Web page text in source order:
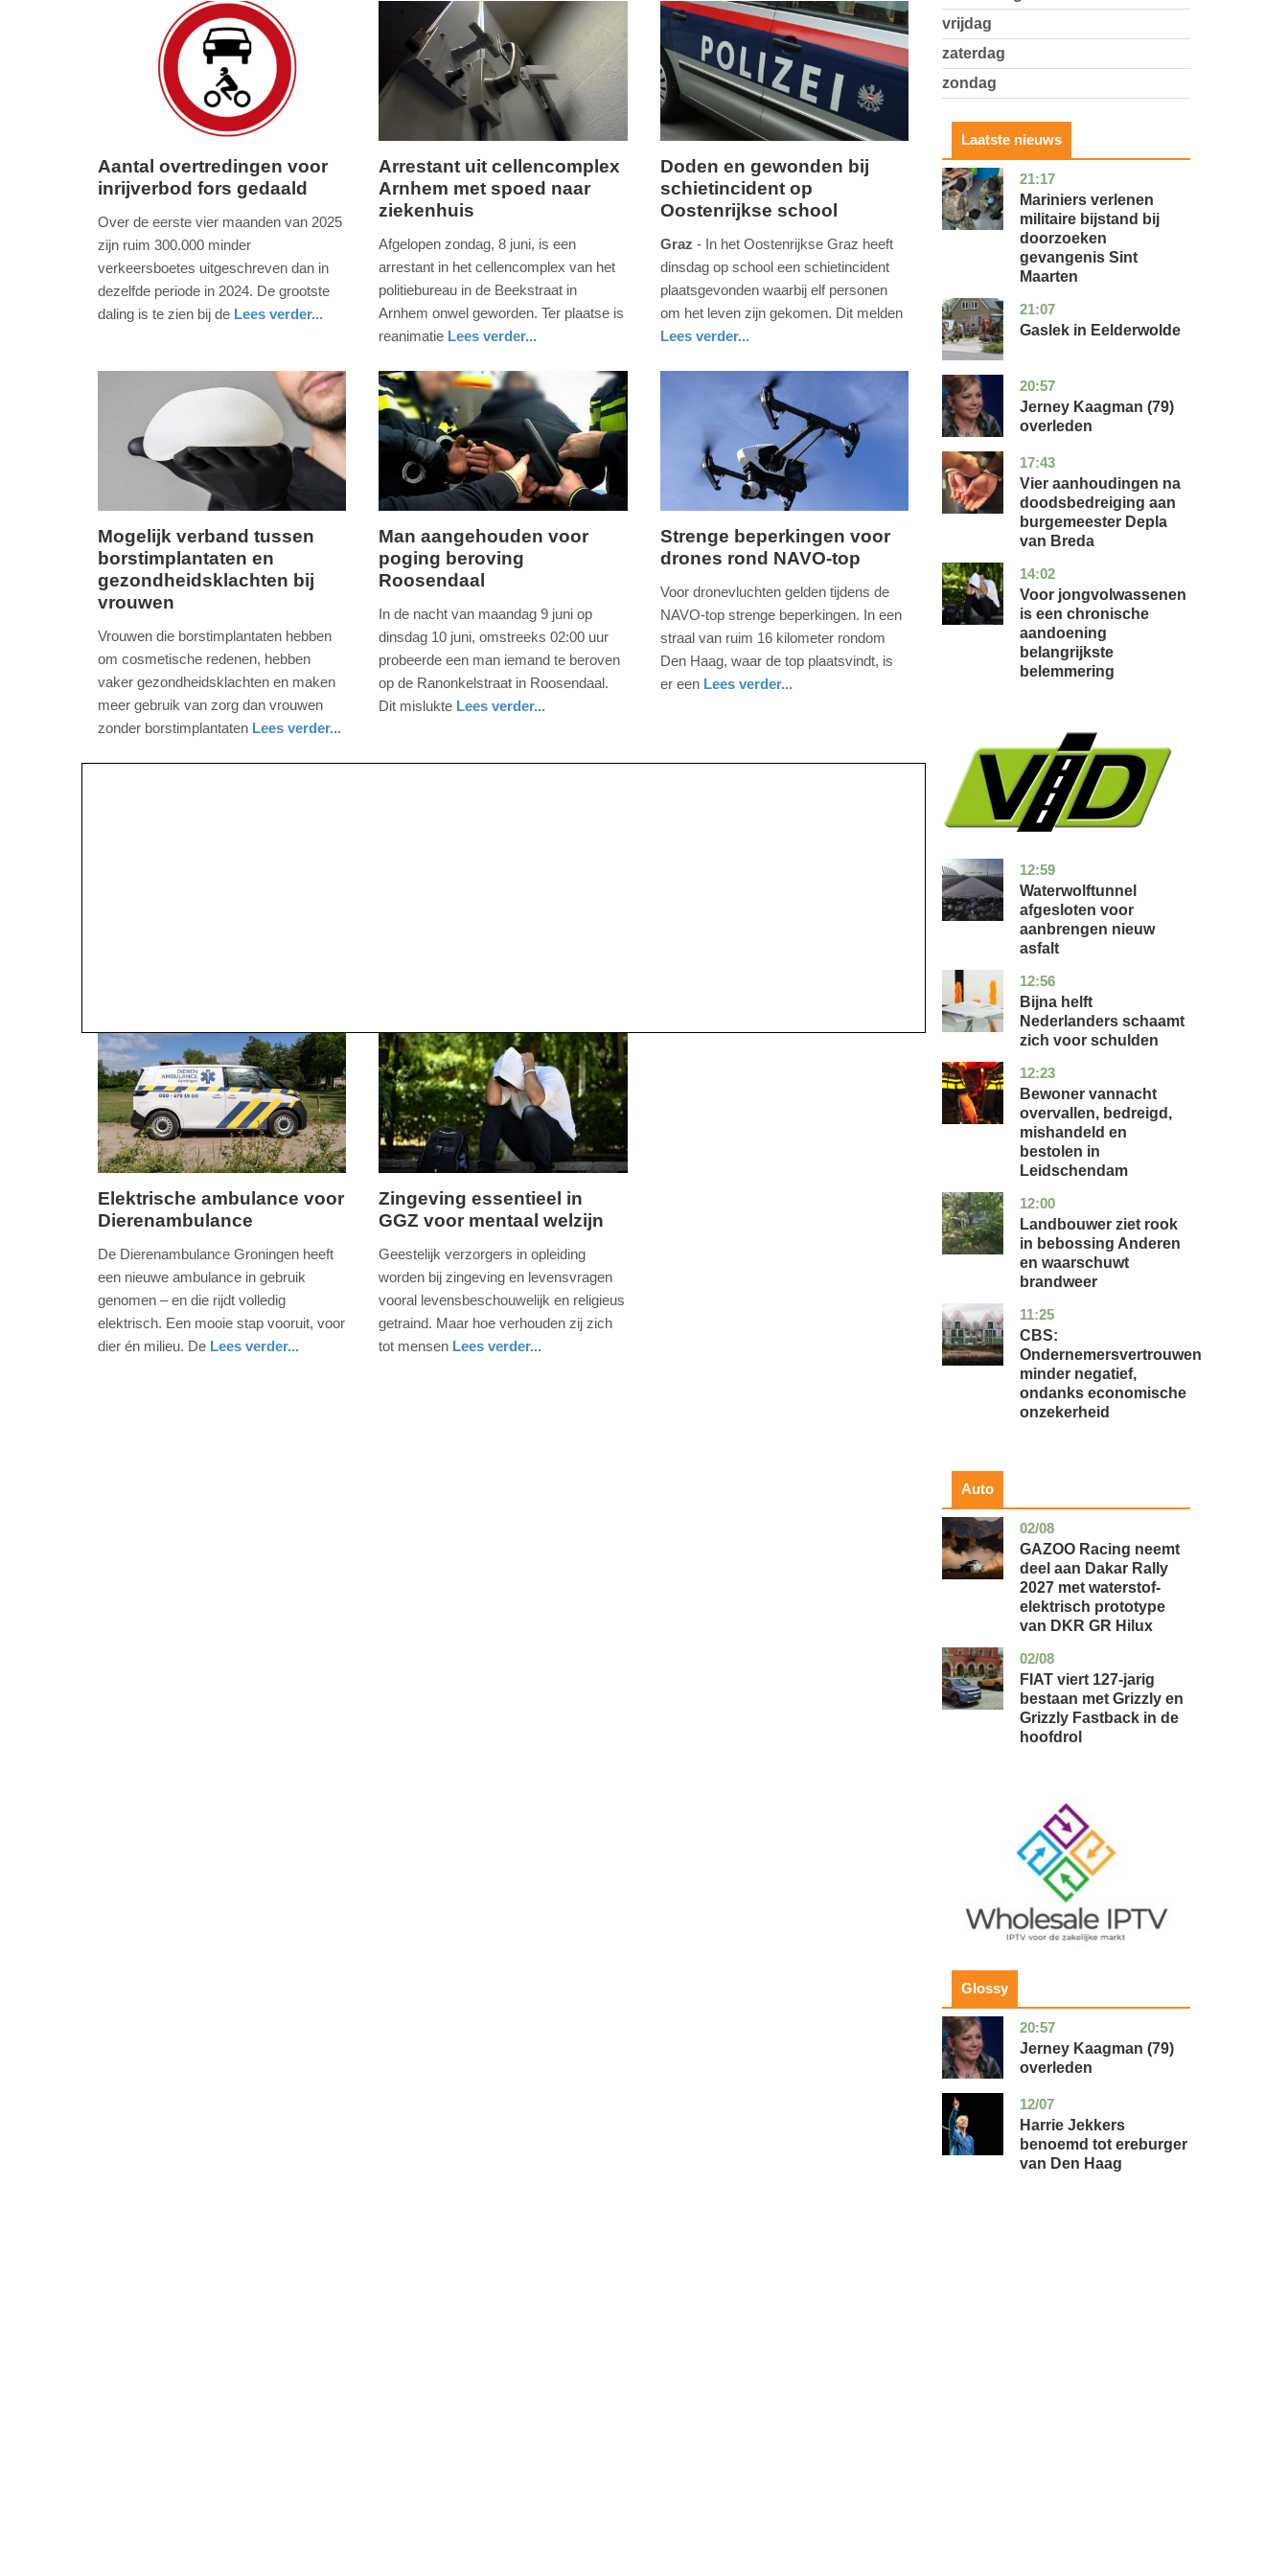
2025
18:58
dinsdag,
2025
10-
18:54
Aantal overtredingen voor
inrijverbod fors gedaald
Over de eerste vier maanden van 2025
zijn ruim 300.000 minder
verkeersboetes uitgeschreven dan in
dezelfde periode in 2024. De grootste
daling is te zien bij de Lees verder...
dinsdag,
10.
2025
18:48
10-
06-
2025
18:49
Arrestant uit cellencomplex
Arnhem met spoed naar
ziekenhuis
Afgelopen zondag, 8 juni, is een
arrestant in het cellencomplex van het
politiebureau in de Beekstraat in
Arnhem onwel geworden. Ter plaatse is
reanimatie Lees verder...
dinsdag,
10.
18:44
10-
Doden en gewonden bij
schietincident op
Oostenrijkse school
Graz - In het Oostenrijkse Graz heeft
dinsdag op school een schietincident
plaatsgevonden waarbij elf personen
om het leven zijn gekomen. Dit melden
Lees verder...
dinsdag,
10.
juni
2025
13:54
Update:
06-
Mogelijk verband tussen
borstimplantaten en
gezondheidsklachten bij
vrouwen
Vrouwen die borstimplantaten hebben
om cosmetische redenen, hebben
vaker gezondheidsklachten en maken
meer gebruik van zorg dan vrouwen
zonder borstimplantaten Lees verder...
dinsdag,
10.
13:50
06-
Man aangehouden voor
poging beroving
Roosendaal
In de nacht van maandag 9 juni op
dinsdag 10 juni, omstreeks 02:00 uur
probeerde een man iemand te beroven
op de Ranonkelstraat in Roosendaal.
Dit mislukte Lees verder...
dinsdag,
06-
Strenge beperkingen voor
drones rond NAVO-top
Voor dronevluchten gelden tijdens de
NAVO-top strenge beperkingen. In een
straal van ruim 16 kilometer rondom
Den Haag, waar de top plaatsvindt, is
er een Lees verder...
dinsdag,
-
Elektrische ambulance voor
Dierenambulance
De Dierenambulance Groningen heeft
een nieuwe ambulance in gebruik
genomen – en die rijdt volledig
elektrisch. Een mooie stap vooruit, voor
dier én milieu. De Lees verder...
dinsdag,
10:00
Zingeving essentieel in
GGZ voor mentaal welzijn
Geestelijk verzorgers in opleiding
worden bij zingeving en levensvragen
vooral levensbeschouwelijk en religieus
getraind. Maar hoe verhouden zij zich
tot mensen Lees verder...
vrijdag
zaterdag
zondag
Laatste nieuws
21:17
buitenland
Mariniers verlenen
militaire bijstand bij
doorzoeken
gevangenis Sint
Maarten
21:07
drenthe
nieuws
Gaslek in Eelderwolde
20:57
noord-
glossy
Jerney Kaagman (79)
overleden
17:43
noord-
brabant
nieuws
Vier aanhoudingen na
doodsbedreiging aan
burgemeester Depla
van Breda
14:02
utrecht
gezondheid
Voor jongvolwassenen
is een chronische
aandoening
belangrijkste
belemmering
12:59
noord-
holland
nieuws
Waterwolftunnel
afgesloten voor
aanbrengen nieuw
asfalt
12:56
noord-
holland
economie
Bijna helft
Nederlanders schaamt
zich voor schulden
12:23
zuid-
holland
nieuws
Bewoner vannacht
overvallen, bedreigd,
mishandeld en
bestolen in
Leidschendam
12:00
drenthe
nieuws
Landbouwer ziet rook
in bebossing Anderen
en waarschuwt
brandweer
11:25
zuid-
holland
economie
CBS:
Ondernemersvertrouwen
minder negatief,
ondanks economische
onzekerheid
Auto
02/08
auto
GAZOO Racing neemt
deel aan Dakar Rally
2027 met waterstof-
elektrisch prototype
van DKR GR Hilux
02/08
auto
FIAT viert 127-jarig
bestaan met Grizzly en
Grizzly Fastback in de
hoofdrol
Glossy
20:57
noord-
holland
glossy
Jerney Kaagman (79)
overleden
12/07
zuid-
holland
glossy
Harrie Jekkers
benoemd tot ereburger
van Den Haag